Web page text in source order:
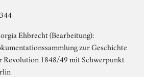
Ehbrecht (Bearbeitung):
zur Geschichte
Revolution 1848/49 mit Schwerpunkt